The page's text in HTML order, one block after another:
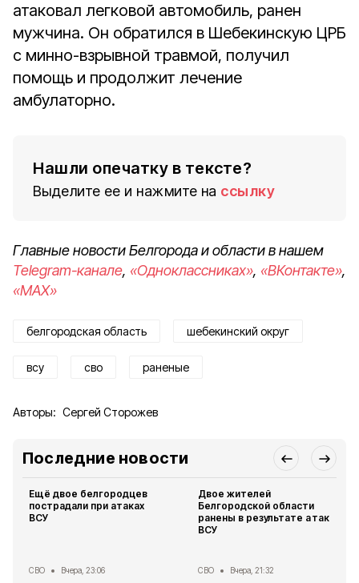
атаковал легковой автомобиль, ранен
мужчина. Он обратился в Шебекинскую ЦРБ
с минно-взрывной травмой, получил
помощь и продолжит лечение
амбулаторно.
Нашли опечатку в тексте?
Выделите ее и нажмите на ссылку
Главные новости Белгорода и области в нашем
Telegram-канале, «Одноклассниках», «ВКонтакте»,
«MAX»
белгородская область шебекинский округ
всу сво раненые
Авторы: Сергей Сторожев
Последние новости
Ещё двое белгородцев
пострадали при атаках
ВСУ
СВО Вчера, 23:06
Двое жителей
Белгородской области
ранены в результате атак
ВСУ
СВО Вчера, 21:32